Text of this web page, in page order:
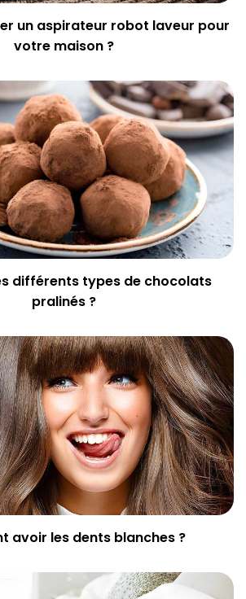
un aspirateur robot laveur pour
votre maison ?
différents types de chocolats
pralinés ?
avoir les dents blanches ?